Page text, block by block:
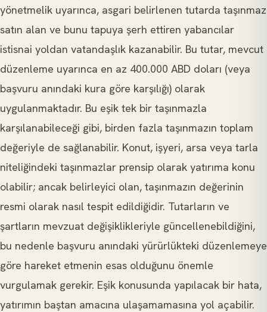
yönetmelik uyarınca, asgari belirlenen tutarda taşınmaz
satın alan ve bunu tapuya şerh ettiren yabancılar
istisnai yoldan vatandaşlık kazanabilir. Bu tutar, mevcut
düzenleme uyarınca en az 400.000 ABD doları (veya
başvuru anındaki kura göre karşılığı) olarak
uygulanmaktadır. Bu eşik tek bir taşınmazla
karşılanabileceği gibi, birden fazla taşınmazın toplam
değeriyle de sağlanabilir. Konut, işyeri, arsa veya tarla
niteliğindeki taşınmazlar prensip olarak yatırıma konu
olabilir; ancak belirleyici olan, taşınmazın değerinin
resmi olarak nasıl tespit edildiğidir. Tutarların ve
şartların mevzuat değişiklikleriyle güncellenebildiğini,
bu nedenle başvuru anındaki yürürlükteki düzenlemeye
göre hareket etmenin esas olduğunu önemle
vurgulamak gerekir. Eşik konusunda yapılacak bir hata,
yatırımın baştan amacına ulaşamamasına yol açabilir.